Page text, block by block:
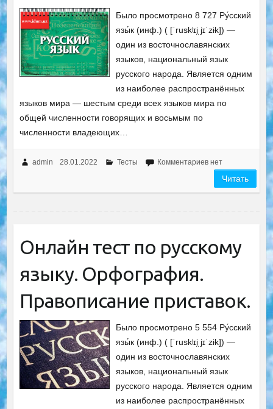
Было просмотрено 8 727 Ру́сский
язы́к (инф.) ( [ˈruskʲɪi̯ jɪˈzɨk]) —
один из восточнославянских
языков, национальный язык
русского народа. Является одним
из наиболее распространённых
языков мира — шестым среди всех языков мира по
общей численности говорящих и восьмым по
численности владеющих…
admin 28.01.2022 Тесты Комментариев нет
Читать
Онлайн тест по русскому
языку. Орфография.
Правописание приставок.
Было просмотрено 5 554 Ру́сский
язы́к (инф.) ( [ˈruskʲɪi̯ jɪˈzɨk]) —
один из восточнославянских
языков, национальный язык
русского народа. Является одним
из наиболее распространённых